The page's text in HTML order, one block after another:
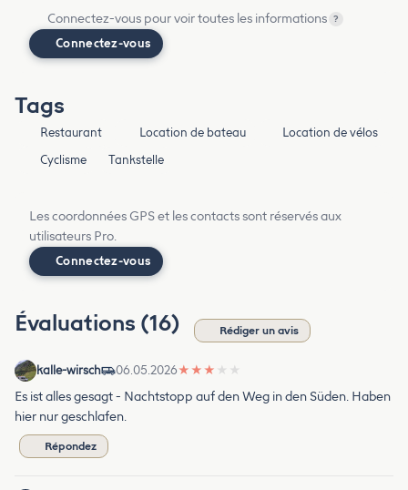
Connectez-vous pour voir toutes les informations ?
Connectez-vous
Tags
Restaurant Location de bateau
Location de vélos
Cyclisme
Tankstelle
Les coordonnées GPS et les contacts sont réservés aux
utilisateurs Pro.
Connectez-vous
Évaluations (16) Rédiger un avis
kalle-wirsch 06.05.2026★ ★ ★ ★ ★
Es ist alles gesagt - Nachtstopp auf den Weg in den Süden. Haben
hier nur geschlafen.
Répondez